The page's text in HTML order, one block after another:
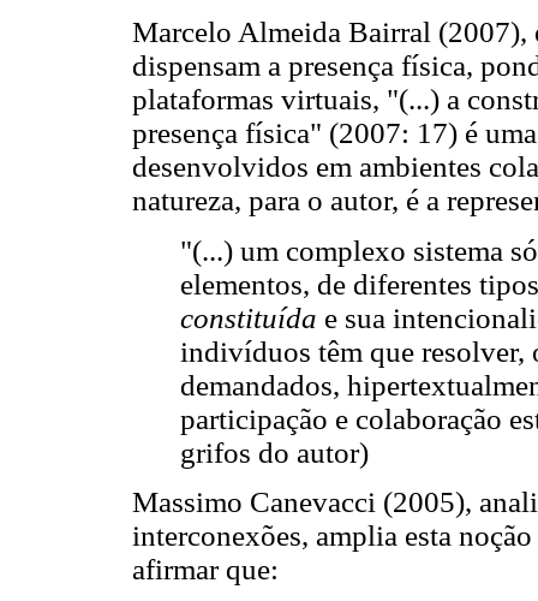
Marcelo Almeida Bairral (2007),
dispensam a presença física,
plataformas virtuais, "(...) a
presença física" (2007: 17) é
desenvolvidos em ambientes
natureza, para o autor, é a
"(...) um complexo sistema
elementos, de diferentes
constituída e sua
indivíduos têm que
demandados,
participação e colaboração
grifos do autor)
Massimo Canevacci (2005),
interconexões, amplia esta
afirmar que: